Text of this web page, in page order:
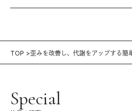
TOP
歪みを改善し、代謝をアップする簡
Special